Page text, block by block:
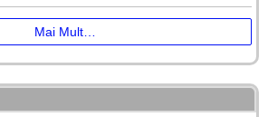
Mai Mult…